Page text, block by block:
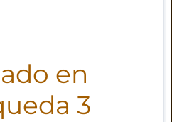
en
3